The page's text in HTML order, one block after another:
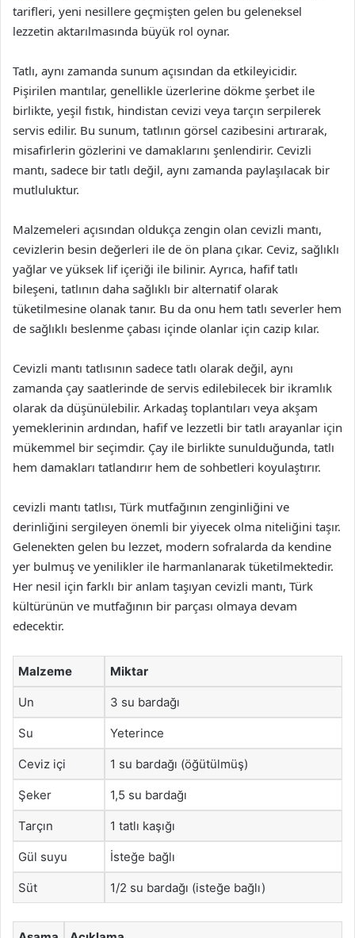
tarifleri, yeni nesillere geçmişten gelen bu geleneksel
lezzetin aktarılmasında büyük rol oynar.
Tatlı, aynı zamanda sunum açısından da etkileyicidir.
Pişirilen mantılar, genellikle üzerlerine dökme şerbet ile
birlikte, yeşil fıstık, hindistan cevizi veya tarçın serpilerek
servis edilir. Bu sunum, tatlının görsel cazibesini artırarak,
misafirlerin gözlerini ve damaklarını şenlendirir. Cevizli
mantı, sadece bir tatlı değil, aynı zamanda paylaşılacak bir
mutluluktur.
Malzemeleri açısından oldukça zengin olan cevizli mantı,
cevizlerin besin değerleri ile de ön plana çıkar. Ceviz, sağlıklı
yağlar ve yüksek lif içeriği ile bilinir. Ayrıca, hafif tatlı
bileşeni, tatlının daha sağlıklı bir alternatif olarak
tüketilmesine olanak tanır. Bu da onu hem tatlı severler hem
de sağlıklı beslenme çabası içinde olanlar için cazip kılar.
Cevizli mantı tatlısının sadece tatlı olarak değil, aynı
zamanda çay saatlerinde de servis edilebilecek bir ikramlık
olarak da düşünülebilir. Arkadaş toplantıları veya akşam
yemeklerinin ardından, hafif ve lezzetli bir tatlı arayanlar için
mükemmel bir seçimdir. Çay ile birlikte sunulduğunda, tatlı
hem damakları tatlandırır hem de sohbetleri koyulaştırır.
cevizli mantı tatlısı, Türk mutfağının zenginliğini ve
derinliğini sergileyen önemli bir yiyecek olma niteliğini taşır.
Gelenekten gelen bu lezzet, modern sofralarda da kendine
yer bulmuş ve yenilikler ile harmanlanarak tüketilmektedir.
Her nesil için farklı bir anlam taşıyan cevizli mantı, Türk
kültürünün ve mutfağının bir parçası olmaya devam
edecektir.
Malzeme Miktar
Un 3 su bardağı
Su Yeterince
Ceviz içi 1 su bardağı (öğütülmüş)
Şeker 1,5 su bardağı
Tarçın 1 tatlı kaşığı
Gül suyu İsteğe bağlı
Süt 1/2 su bardağı (isteğe bağlı)